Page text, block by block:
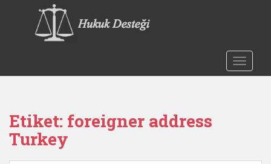
o
Etiket: foreigner address
Turkey